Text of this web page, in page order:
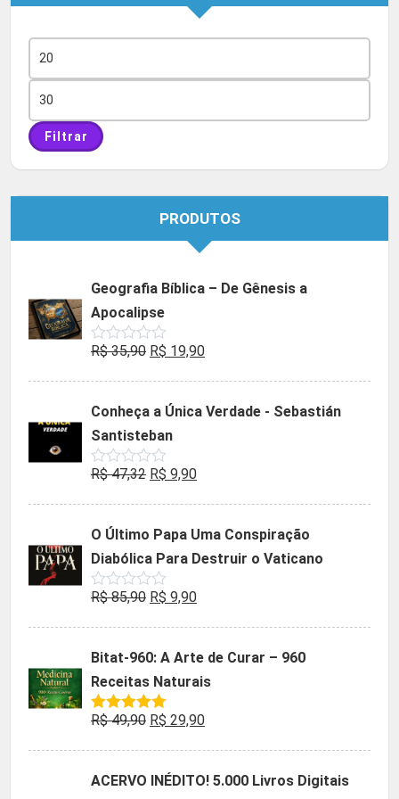
mínimo
máximo
Filtrar
PRODUTOS
Geografia Bíblica – De Gênesis a
Apocalipse
Avaliação
de
R$35,90 O
era:
R$ 35,90.
R$ 19,90O
é:
Conheça a Única Verdade - Sebastián
Santisteban
Avaliação
de
R$47,32 O
era:
R$ 47,32.
R$ 9,90O
é:
R$ 9,90.
O Último Papa Uma Conspiração
Diabólica Para Destruir o Vaticano
Avaliação
de
R$85,90 O
era:
R$ 85,90.
R$ 9,90O
é:
R$ 9,90.
Bitat-960: A Arte de Curar – 960
Receitas Naturais
Avaliação
R$49,90 O
era:
R$ 29,90O
é:
ACERVO INÉDITO! 5.000 Livros Digitais